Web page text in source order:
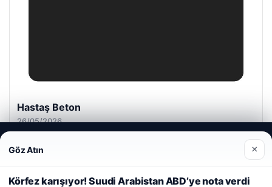
Hastaş Beton
26/05/2026
deneyiminizi kişiselleştirmek ve geliştirmek amacıyla çerezler
kullanıyoruz.Çerez Politikamız
Reddet Kabul Et
Göz Atın ×
Körfez karışıyor! Suudi Arabistan ABD’ye nota verdi